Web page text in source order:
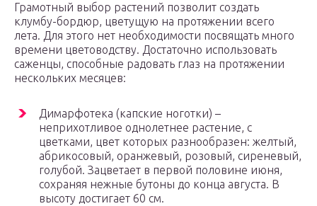
Грамотный выбор растений позволит создать
клумбу-бордюр, цветущую на протяжении всего
лета. Для этого нет необходимости посвящать много
времени цветоводству. Достаточно использовать
саженцы, способные радовать глаз на протяжении
нескольких месяцев:
Димарфотека (капские ноготки) –
неприхотливое однолетнее растение, с
цветками, цвет которых разнообразен: желтый,
абрикосовый, оранжевый, розовый, сиреневый,
голубой. Зацветает в первой половине июня,
сохраняя нежные бутоны до конца августа. В
высоту достигает 60 см.